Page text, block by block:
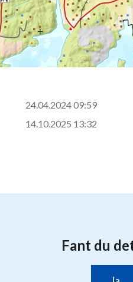
24.04.2024 09:59
14.10.2025 13:32